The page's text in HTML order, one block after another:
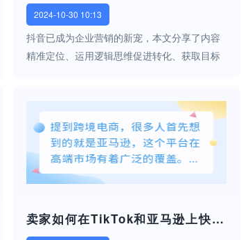
2024-10-30 10:13
抖音已成为企业营销的新宠，本文分享了内容
精准定位、运用逻辑思维促进转化、获取目标
卖家如何在TikTok和亚马逊上快速盈利？秘诀是什么？